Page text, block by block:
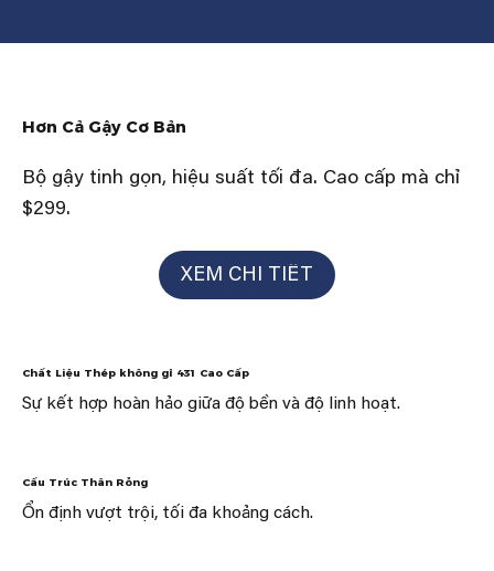
Hơn Cả Gậy Cơ Bản
Bộ gậy tinh gọn, hiệu suất tối đa. Cao cấp mà chỉ
$299.
XEM CHI TIẾT
Chất Liệu Thép không gỉ 431 Cao Cấp
Sự kết hợp hoàn hảo giữa độ bền và độ linh hoạt.
Cấu Trúc Thân Rỗng
Ổn định vượt trội, tối đa khoảng cách.